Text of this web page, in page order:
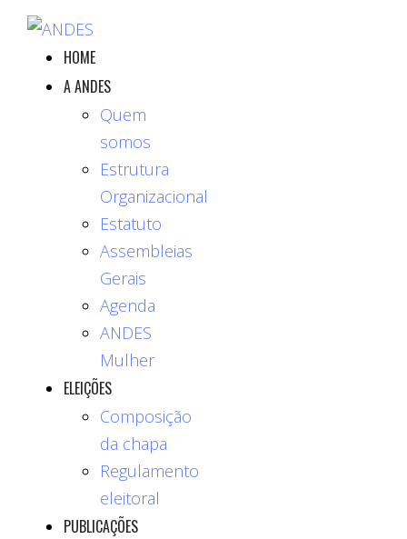
HOME
A ANDES
Quem
somos
Estrutura
Organizacional
Estatuto
Assembleias
Gerais
Agenda
ANDES
Mulher
ELEIÇÕES
Composição
da chapa
Regulamento
eleitoral
PUBLICAÇÕES